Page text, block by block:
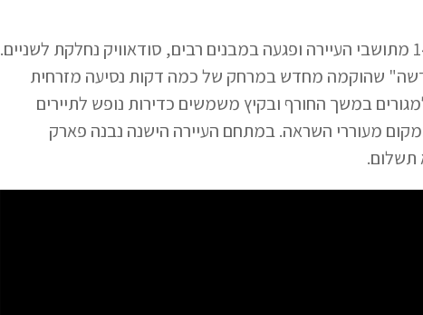
מאז שנת 1995 לאחר מפולת שלגים קטלנית שהרגה 14 מתושבי העיירה ופגעה במבנים רבים, סודאוויק נחלקת לשניים.
שהוקמה מחדש במרחק של כמה דקות נסיעה מזרחית
במשך החורף ובקיץ משמשים כדירות נופש לתיירים
מעוררי השראה. במתחם העיירה הישנה נבנה פארק
תשלום.